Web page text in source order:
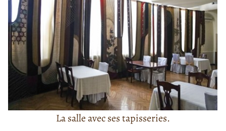
La salle avec ses tapisseries.